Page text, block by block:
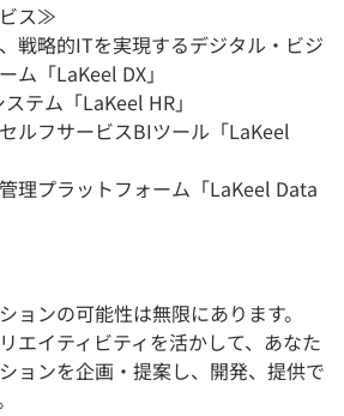
ス≫
戦略的ITを実現するデジタル・ビジ
ム「LaKeel DX」
テム「LaKeel HR」
ルフサービスBIツール「LaKeel
理プラットフォーム「LaKeel Data
ョンの可能性は無限にあります。
エイティビティを活かして、あなた
ョンを企画・提案し、開発、提供で